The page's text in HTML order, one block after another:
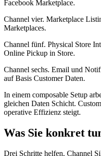
Facebook Marketplace.
Channel vier. Marketplace
Marketplaces.
Channel fünf. Physical Store
Online Pickup in Store.
Channel sechs. Email und
auf Basis Customer Daten.
In einem composable Setup
gleichen Daten Schicht.
operative Effizienz steigt.
Was Sie konkret
Drei Schritte helfen, Channel